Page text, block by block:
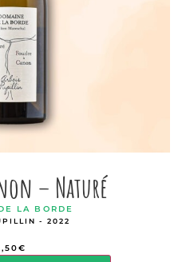
– Naturé
LA BORDE
- 2022
€